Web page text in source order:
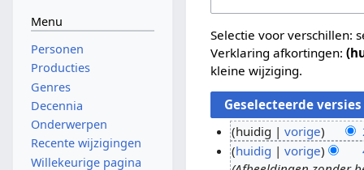
Selectie voor verschillen:
Verklaring afkortingen:
kleine wijziging.
2
huidig vorige
G
e
huidig vorige
Menu
Personen
Producties
Genres
Decennia
Onderwerpen
Recente wijzigingen
Willekeurige pagina